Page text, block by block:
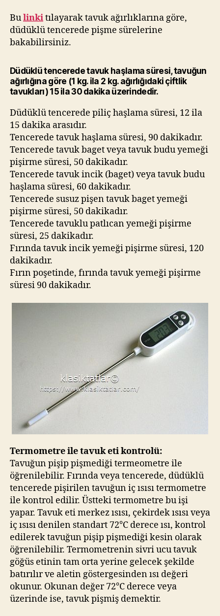
Bulinkitılayarak tavuk ağırlıklarına göre,
düdüklü tencerede pişme sürelerine
bakabilirsiniz.
Düdüklü tencerede tavuk haşlama süresi, tavuğun
ağırlığına göre (1 kg. ila 2 kg. ağırlığıdaki çiftlik
tavukları) 15 ila 30 dakika üzerindedir.
Düdüklü tencerede piliç haşlama süresi, 12 ila
15 dakika arasıdır.
Tencerede tavuk haşlama süresi, 90 dakikadır.
Tencerede tavuk baget veya tavuk budu yemeği
pişirme süresi, 50 dakikadır.
Tencerede tavuk incik (baget) veya tavuk budu
haşlama süresi, 60 dakikadır.
Tencerede susuz pişen tavuk baget yemeği
pişirme süresi, 50 dakikadır.
Tencerede tavuklu patlıcan yemeği pişirme
süresi, 25 dakikadır.
Fırında tavuk incik yemeği pişirme süresi, 120
dakikadır.
Fırın poşetinde, fırında tavuk yemeği pişirme
süresi 90 dakikadır.
Termometre ile tavuk eti kontrolü:
Tavuğun pişip pişmediği termeometre ile
öğrenilebilir. Fırında veya tencerede, düdüklü
tencerede pişirilen tavuğun iç ısısı termometre
ile kontrol edilir. Üstteki termometre bu işi
yapar. Tavuk eti merkez ısısı, çekirdek ısısı veya
iç ısısı denilen standart 72°C derece ısı, kontrol
edilerek tavuğun pişip pişmediği kesin olarak
öğrenilebilir. Termometrenin sivri ucu tavuk
göğüs etinin tam orta yerine gelecek şekilde
batırılır ve aletin göstergesinden ısı değeri
okunur. Okunan değer 72°C derece veya
üzerinde ise, tavuk pişmiş demektir.